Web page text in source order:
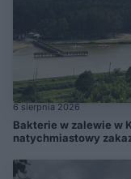
6 sierpnia 2026
Bakterie w zalewie w
natychmiastowy